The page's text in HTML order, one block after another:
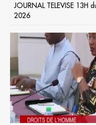
JOURNAL TELEVISE 13H
2026